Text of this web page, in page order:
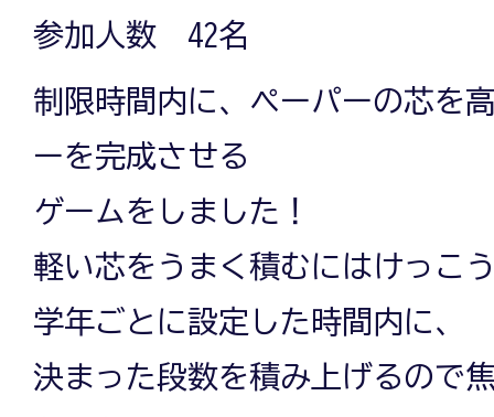
参加人数 42名
制限時間内に、ペーパーの芯を
ーを完成させる
ゲームをしました！
軽い芯をうまく積むにはけっこ
学年ごとに設定した時間内に、
決まった段数を積み上げるので